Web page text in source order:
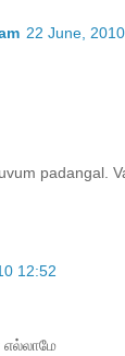
22 June,
padangal.
12:52